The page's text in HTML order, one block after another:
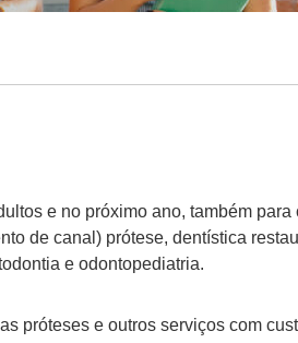
e no próximo ano, também
de canal) prótese, dentística
e odontopediatria.
próteses e outros serviços com